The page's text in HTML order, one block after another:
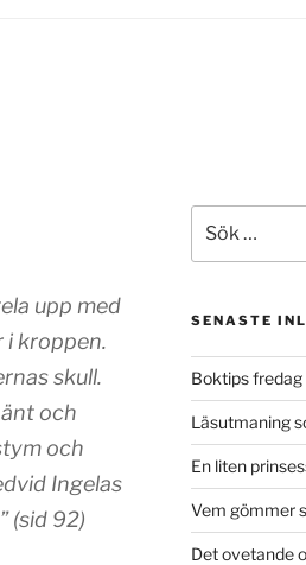
upp med
i kroppen.
skull.
och
och
Ingelas
(sid 92)
efter:
SENASTE
Boktips fredag
Läsutmaning
En liten
Vem gömmer
Det ovetande